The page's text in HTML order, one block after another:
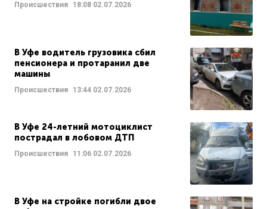
Происшествия 18:08 02.07.2026
В Уфе водитель грузовика сбил
пенсионера и протаранил две
машины
Происшествия 13:44 02.07.2026
В Уфе 24-летний мотоциклист
пострадал в лобовом ДТП
Происшествия 11:06 02.07.2026
В Уфе на стройке погибли двое